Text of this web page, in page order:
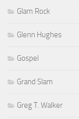
Glam Rock
Glenn Hughes
Gospel
Grand Slam
Greg T. Walker